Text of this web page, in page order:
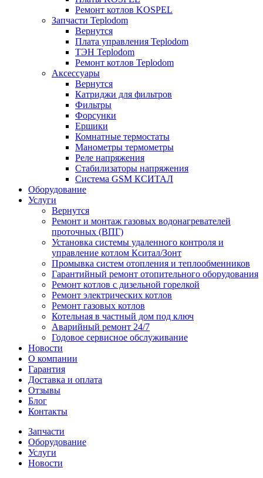
Ремонт котлов KOSPEL
Запчасти Teplodom
Вернутся
Плата управления Teplodom
ТЭН Teplodom
Ремонт котлов Teplodom
Аксессуары
Вернутся
Катриджи для фильтров
Фильтры
Форсунки
Ершики
Комнатные термостаты
Манометры термометры
Реле напряжения
Стабилизаторы напряжения
Система GSM КСИТАЛ
Оборудование
Услуги
Вернутся
Ремонт и монтаж газовых водонагревателей
проточных (ВПГ)
Установка системы удаленного контроля и
управление котлом Кситал/Зонт
Промывка систем отопления и теплообменников
Гарантийный ремонт отопительного оборудования
Ремонт котлов с дизельной горелкой
Ремонт электрических котлов
Ремонт газовых котлов
Котельная в частный дом под ключ
Аварийный ремонт 24/7
Годовое сервисное обслуживание
Новости
О компании
Гарантия
Доставка и оплата
Отзывы
Блог
Контакты
Запчасти
Оборудование
Услуги
Новости